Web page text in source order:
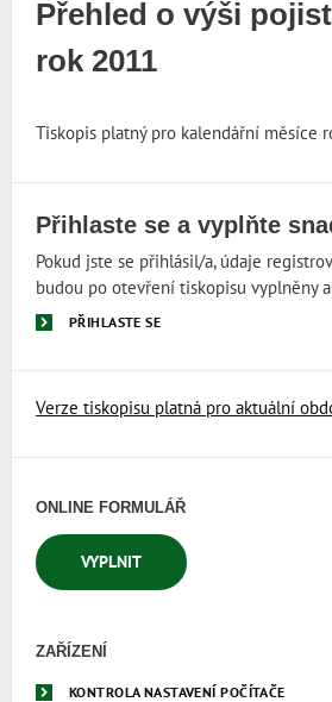
Přehled o výši
rok 2011
Tiskopis platný pro kalendářní měsíce
Přihlaste se a vyplňte
Pokud jste se přihlásil/a, údaje
budou po otevření tiskopisu vyplněny
PŘIHLASTE SE
Verze tiskopisu platná pro aktuální
ONLINE FORMULÁŘ
VYPLNIT
ZAŘÍZENÍ
KONTROLA NASTAVENÍ POČÍTAČE